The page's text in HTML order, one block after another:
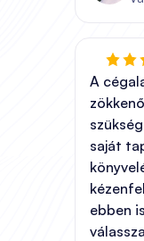
A
saját
ebben